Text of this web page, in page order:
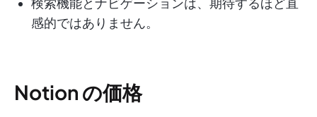
検索機能とナビゲーションは、期待するほど直
感的ではありません。
Notion の価格